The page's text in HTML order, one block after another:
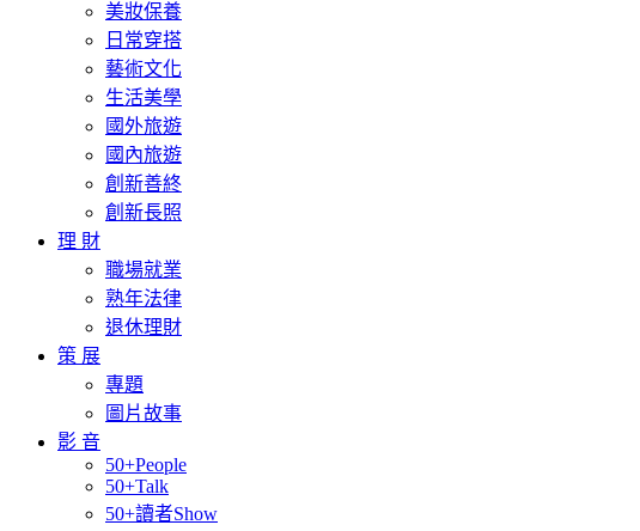
美妝保養
日常穿搭
藝術文化
生活美學
國外旅遊
國內旅遊
創新善終
創新長照
理 財
職場就業
熟年法律
退休理財
策 展
專題
圖片故事
影 音
50+People
50+Talk
50+讀者Show